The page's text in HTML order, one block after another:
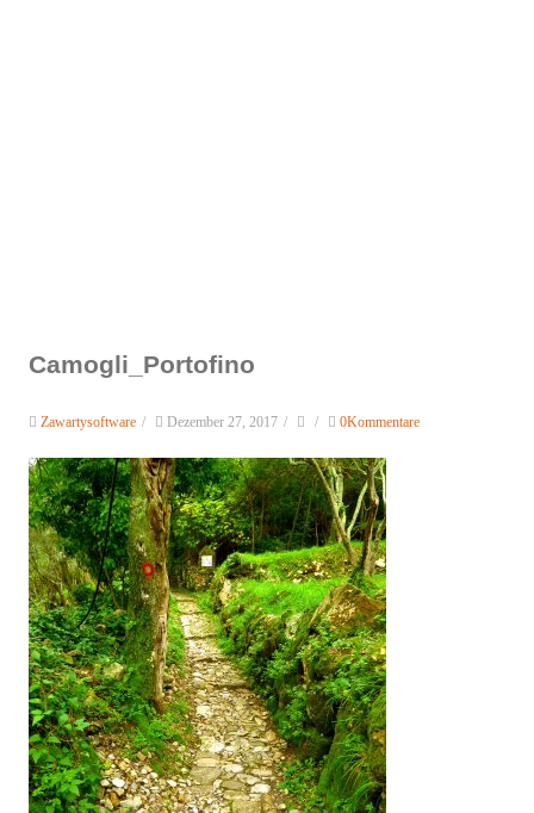
Camogli_Portofino
Zawartysoftware / Dezember 27, 2017 / / 0Kommentare